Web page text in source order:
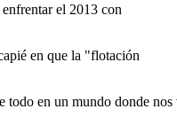
el 2013 con
en que la "flotación
en un mundo donde